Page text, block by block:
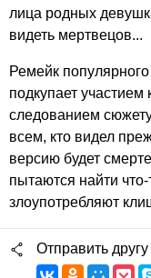
лица родных
видеть мертвецов...
Ремейк
подкупает
следованием
всем, кто видел
версию будет
пытаются найти
злоупотребляют
Отправить другу